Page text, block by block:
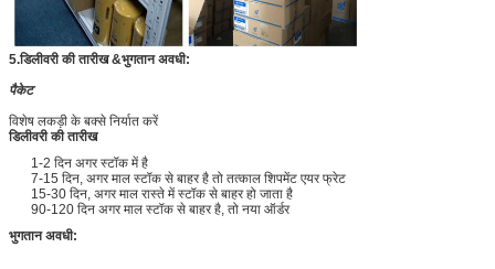
5.डिलीवरी की तारीख &भुगतान अवधी:
पैकेट
विशेष लकड़ी के बक्से निर्यात करें
डिलीवरी की तारीख
1-2 दिन अगर स्टॉक में है
7-15 दिन, अगर माल स्टॉक से बाहर है तो तत्काल शिपमेंट एयर फ्रेट
15-30 दिन, अगर माल रास्ते में स्टॉक से बाहर हो जाता है
90-120 दिन अगर माल स्टॉक से बाहर है, तो नया ऑर्डर
भुगतान अवधी: